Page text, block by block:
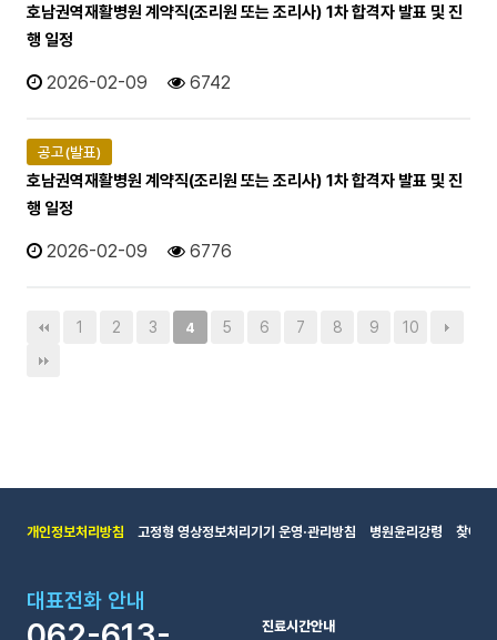
호남권역재활병원 계약직(조리원 또는 조리사) 1차 합격자 발표 및 진
행 일정
2026-02-09 6742
공고(발표)
호남권역재활병원 계약직(조리원 또는 조리사) 1차 합격자 발표 및 진
행 일정
2026-02-09 6776
1 2 3 4 5 6 7 8 9 10
개인정보처리방침 고정형 영상정보처리기기 운영·관리방침 병원윤리강령 찾아오
대표전화 안내
진료시간안내